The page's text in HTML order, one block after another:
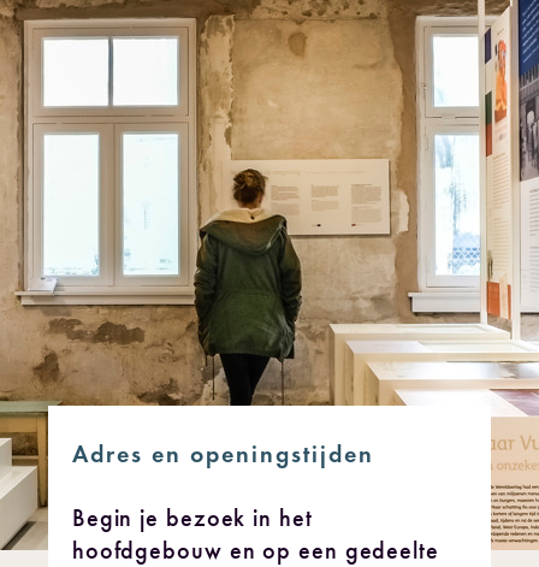
Adres en openingstijden
Begin je bezoek in het
hoofdgebouw en op een gedeelte